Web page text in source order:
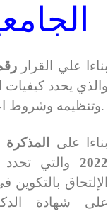
الجامعية:
بناءا علي القراررقم 28 المؤرخ في 09
والذي يحدد كيفيات
وتنظيمه وشروط اعداد اطروحة الدكتوراه ومناقشتها.
بناءا على
2022 والتي
الإلتحاق
على شهادة